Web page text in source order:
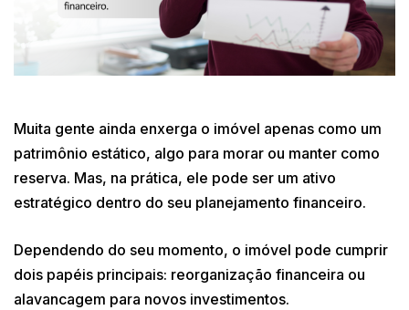
Muita gente ainda enxerga o imóvel apenas como um
patrimônio estático, algo para morar ou manter como
reserva. Mas, na prática, ele pode ser um ativo
estratégico dentro do seu planejamento financeiro.
Dependendo do seu momento, o imóvel pode cumprir
dois papéis principais: reorganização financeira ou
alavancagem para novos investimentos.